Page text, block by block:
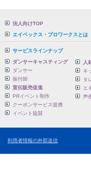
法人向けTOP
エイベックス・プロワークスとは
サービスラインナップ
ダンサーキャスティング
ダンサー
振付師
宣伝販売促進
PRイベント制作
クーポンサービス提携
イベント協賛
人
キ
タ
エ
声
利用者情報の外部送信